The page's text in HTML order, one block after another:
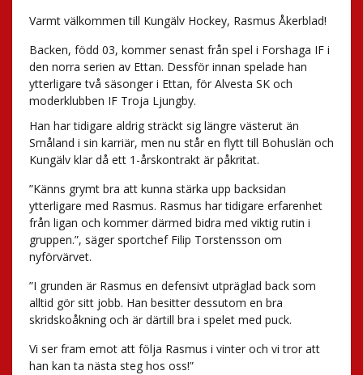
Varmt välkommen till Kungälv Hockey, Rasmus Åkerblad!
Backen, född 03, kommer senast från spel i Forshaga IF i
den norra serien av Ettan. Dessför innan spelade han
ytterligare två säsonger i Ettan, för Alvesta SK och
moderklubben IF Troja Ljungby.
Han har tidigare aldrig sträckt sig längre västerut än
Småland i sin karriär, men nu står en flytt till Bohuslän och
Kungälv klar då ett 1-årskontrakt är påkritat.
”Känns grymt bra att kunna stärka upp backsidan
ytterligare med Rasmus. Rasmus har tidigare erfarenhet
från ligan och kommer därmed bidra med viktig rutin i
gruppen.”, säger sportchef Filip Torstensson om
nyförvärvet.
”I grunden är Rasmus en defensivt utpräglad back som
alltid gör sitt jobb. Han besitter dessutom en bra
skridskoåkning och är därtill bra i spelet med puck.
Vi ser fram emot att följa Rasmus i vinter och vi tror att
han kan ta nästa steg hos oss!”